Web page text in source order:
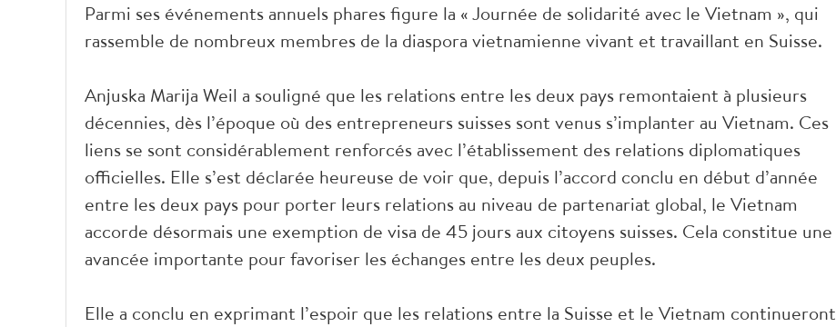
Parmi ses événements annuels phares figure la « Journée de solidarité avec le Vietnam », qui
rassemble de nombreux membres de la diaspora vietnamienne vivant et travaillant en Suisse.
Anjuska Marija Weil a souligné que les relations entre les deux pays remontaient à plusieurs
décennies, dès l’époque où des entrepreneurs suisses sont venus s’implanter au Vietnam. Ces
liens se sont considérablement renforcés avec l’établissement des relations diplomatiques
officielles. Elle s’est déclarée heureuse de voir que, depuis l’accord conclu en début d’année
entre les deux pays pour porter leurs relations au niveau de partenariat global, le Vietnam
accorde désormais une exemption de visa de 45 jours aux citoyens suisses. Cela constitue une
avancée importante pour favoriser les échanges entre les deux peuples.
Elle a conclu en exprimant l’espoir que les relations entre la Suisse et le Vietnam continueront